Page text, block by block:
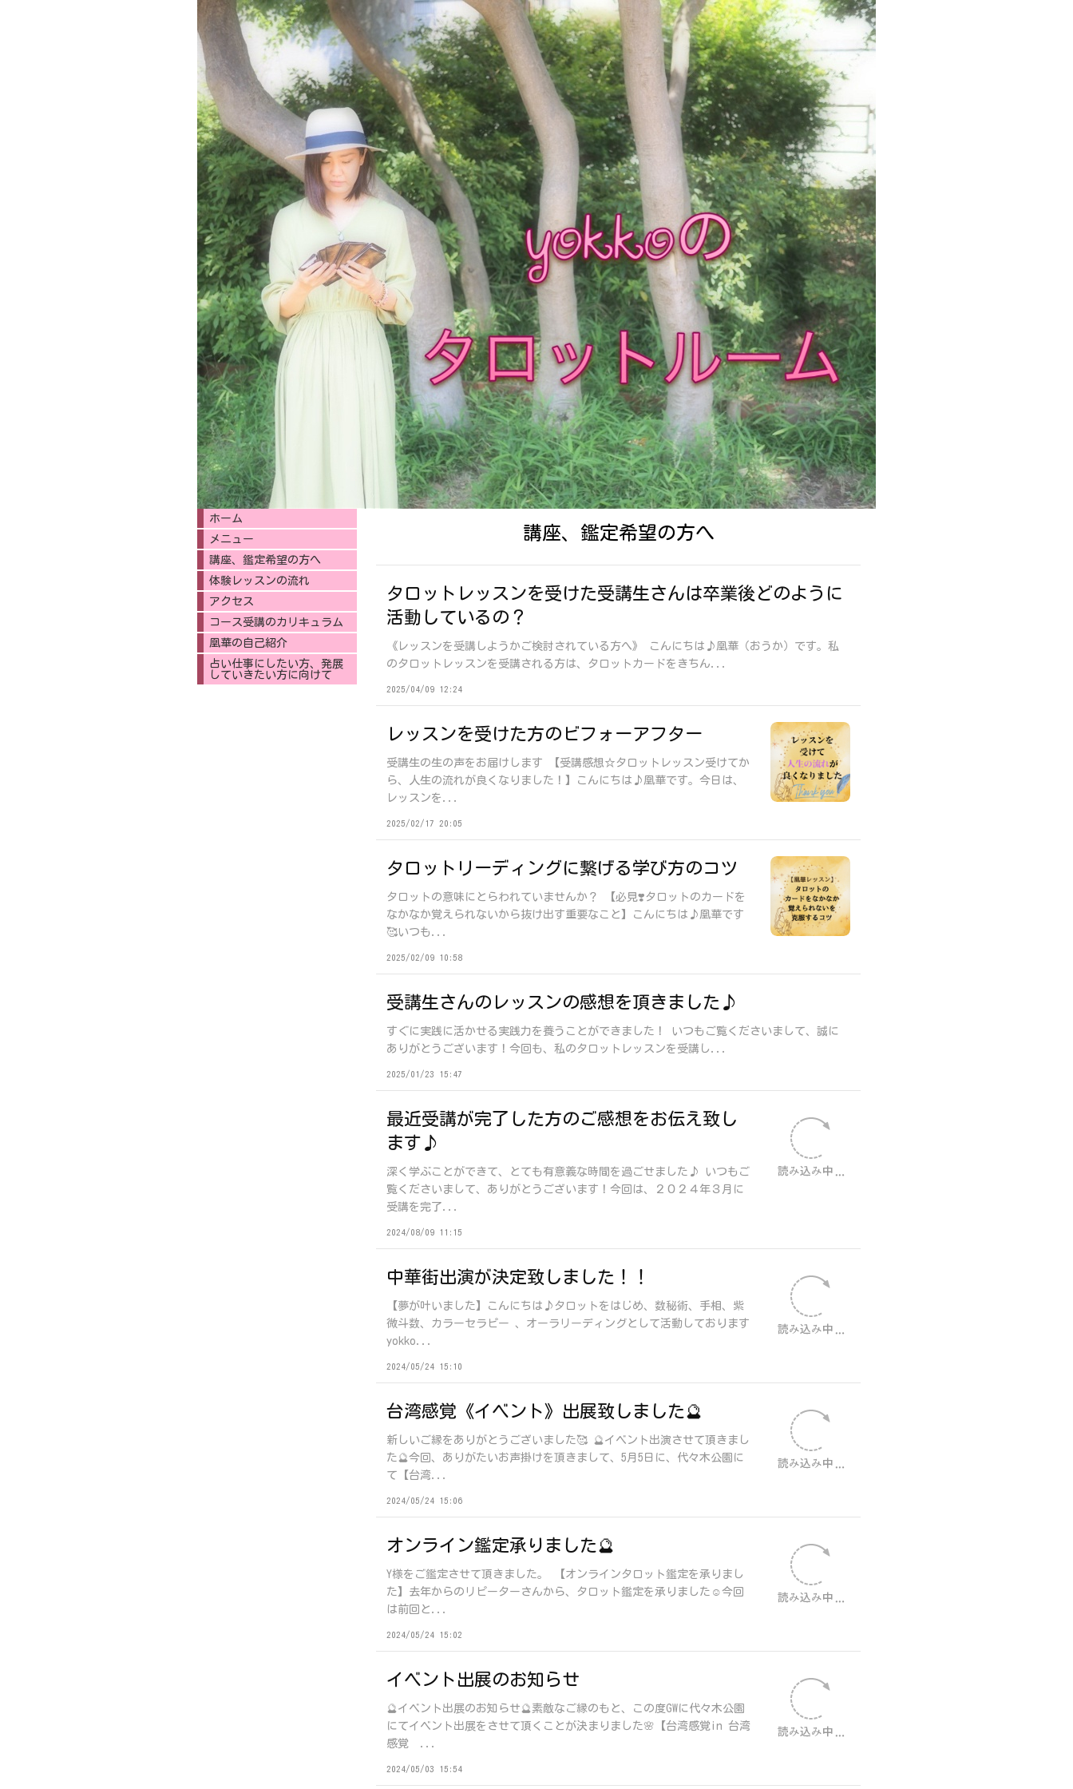
講座、鑑定希望の方へ
タロットレッスンを受けた受講生さんは卒業後どのように
活動しているの？
《レッスンを受講しようかご検討されている方へ》 こんにちは♪凰華（おうか）です。私
のタロットレッスンを受講される方は、タロットカードをきちん...
2025/04/09 12:24
レッスンを受けた方のビフォーアフター
受講生の生の声をお届けします 【受講感想☆タロットレッスン受けてか
ら、人生の流れが良くなりました！】こんにちは♪凰華です。今日は、
レッスンを...
2025/02/17 20:05
タロットリーディングに繋げる学び方のコツ
タロットの意味にとらわれていませんか？ 【必見❣️タロットのカードを
なかなか覚えられないから抜け出す重要なこと】こんにちは♪凰華です
🥰いつも...
2025/02/09 10:58
受講生さんのレッスンの感想を頂きました♪
すぐに実践に活かせる実践力を養うことができました！ いつもご覧くださいまして、誠に
ありがとうございます！今回も、私のタロットレッスンを受講し...
2025/01/23 15:47
最近受講が完了した方のご感想をお伝え致し
ます♪
深く学ぶことができて、とても有意義な時間を過ごせました♪ いつもご
覧くださいまして、ありがとうございます！今回は、２０２４年３月に
受講を完了...
2024/08/09 11:15
中華街出演が決定致しました！！
【夢が叶いました】こんにちは♪タロットをはじめ、数秘術、手相、紫
微斗数、カラーセラピー 、オーラリーディングとして活動しております
yokko...
2024/05/24 15:10
台湾感覚《イベント》出展致しました🔮
新しいご縁をありがとうございました🥰 🔮イベント出演させて頂きまし
た🔮今回、ありがたいお声掛けを頂きまして、5月5日に、代々木公園に
て【台湾...
2024/05/24 15:06
オンライン鑑定承りました🔮
Y様をご鑑定させて頂きました。 【オンラインタロット鑑定を承りまし
た】去年からのリピーターさんから、タロット鑑定を承りました☺️今回
は前回と...
2024/05/24 15:02
イベント出展のお知らせ
🔮イベント出展のお知らせ🔮素敵なご縁のもと、この度GWに代々木公園
にてイベント出展をさせて頂くことが決まりました🌸【台湾感覚in 台湾
感覚 ...
2024/05/03 15:54
ホーム
メニュー
講座、鑑定希望の方へ
体験レッスンの流れ
アクセス
コース受講のカリキュラム
凰華の自己紹介
占い仕事にしたい方、発展
していきたい方に向けて